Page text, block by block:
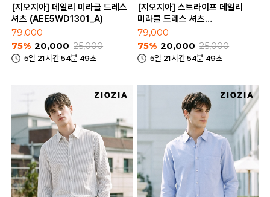
[지오지아] 데일리 미라클 드레스
셔츠 (AEE5WD1301_A)
79,000
75% 20,000 25,000
5일 21시간 54분 49초
[지오지아] 스트라이프 데일리
미라클 드레스 셔츠
(AEE5WD1301_B)
79,000
75% 20,000 25,000
5일 21시간 54분 49초